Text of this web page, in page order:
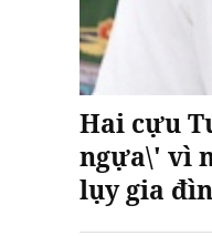
Hai cựu
ngựa\' vì
lụy gia